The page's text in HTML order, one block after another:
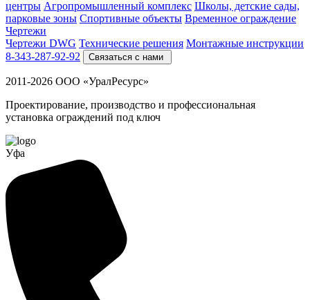
центры Агропромышленный комплекс Школы, детские сады,
парковые зоны Спортивные объекты Временное ограждение
Чертежи
Чертежи DWG Технические решения Монтажные инструкции
8-343-287-92-92
Связаться с нами
2011-2026 ООО «УралРесурс»
Проектирование, производство и профессиональная
установка ограждений под ключ
Уфа